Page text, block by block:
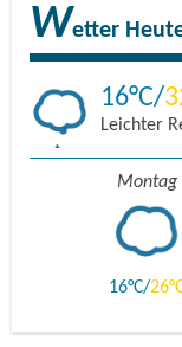
Wetter
16
Leichter
Montag
16 26